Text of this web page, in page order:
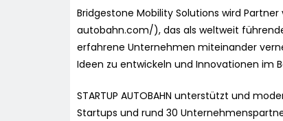
Bridgestone Mobility Solutions wird
autobahn.com/), das als weltweit
erfahrene Unternehmen miteinander
Ideen zu entwickeln und Innovationen im
STARTUP AUTOBAHN unterstützt und
Startups und rund 30